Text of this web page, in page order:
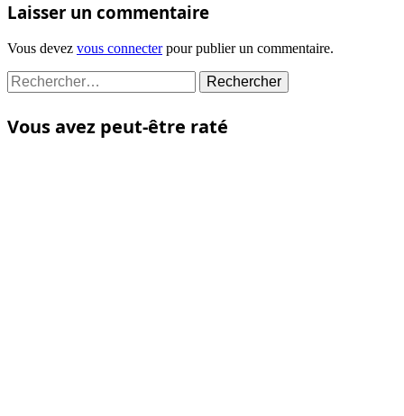
Laisser un commentaire
Vous devez vous connecterpour publier un commentaire.
Rechercher :
Vous avez peut-être raté